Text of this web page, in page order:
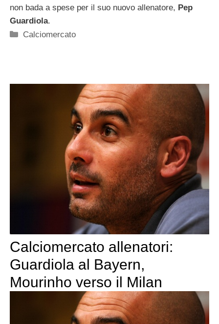
non bada a spese per il suo nuovo allenatore, Pep
Guardiola.
Categorie
Calciomercato
Calciomercato allenatori:
Guardiola al Bayern,
Mourinho verso il Milan